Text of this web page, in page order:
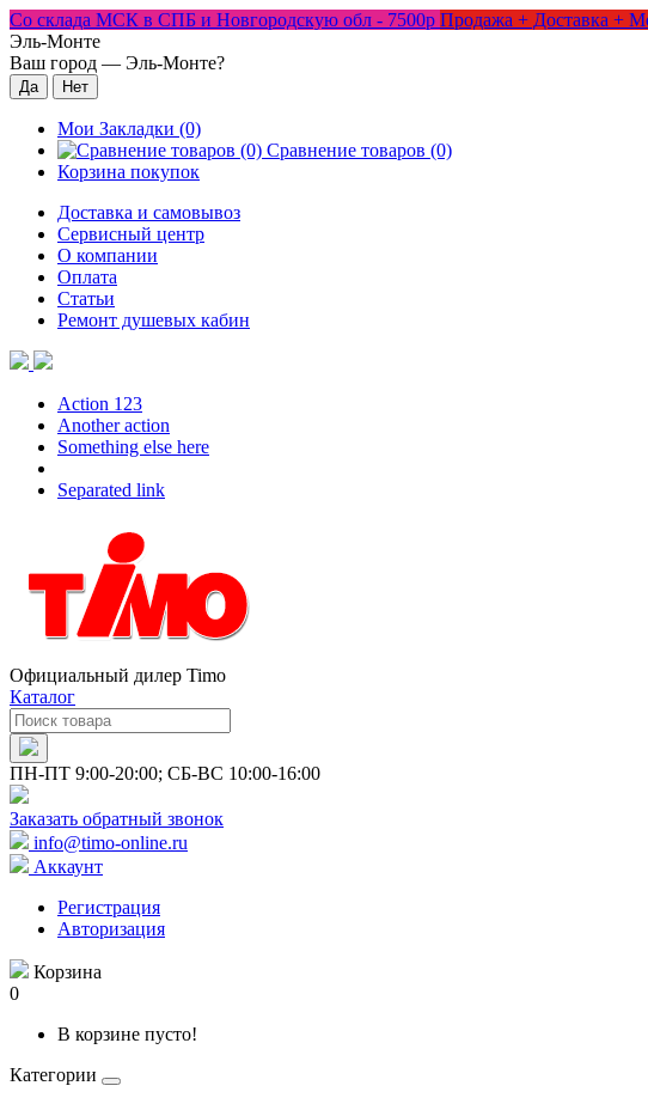
Со склада МСК в СПБ и Новгородскую обл - 7500р Продажа + Доставка +
Эль-Монте
Ваш город — Эль-Монте?
Мои Закладки (0)
Сравнение товаров (0)
Корзина покупок
Доставка и самовывоз
Сервисный центр
О компании
Оплата
Статьи
Ремонт душевых кабин
Action 123
Another action
Something else here
Separated link
Официальный дилер Timo
Каталог
ПН-ПТ 9:00-20:00; СБ-ВС 10:00-16:00
Заказать обратный звонок
info@timo-online.ru
Аккаунт
Регистрация
Авторизация
Корзина
0
В корзине пусто!
Категории